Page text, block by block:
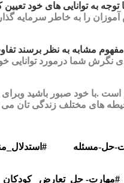
به توانایی های خود تعیین
را به خاطر سرمایه
مشابه به نظر برسند
نگرش شما درمورد توانایی
.با خود صبور باشید
های مختلف زندگی تان
حل-مسئله
حل_تعارض_